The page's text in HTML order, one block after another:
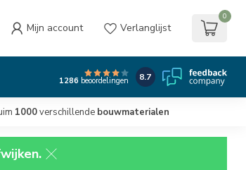
Mijn account Verlanglijst
0
1286 beoordelingen 8.7
1000verschillende bouwmaterialen